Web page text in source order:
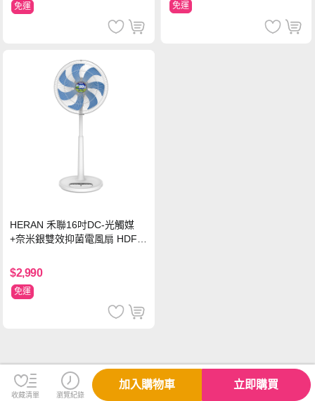
免運 免運
HERAN 禾聯16吋DC-光觸媒
+奈米銀雙效抑菌電風扇 HDF-1
$2,990
免運
收藏清單 瀏覽紀錄
加入購物車 立即購買